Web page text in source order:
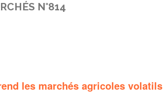
N°814
les marchés agricoles volatils